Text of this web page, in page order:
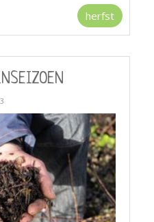
herfst